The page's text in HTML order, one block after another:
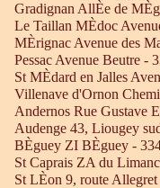
Gradignan AllÈe de
Le Taillan MÈdoc
MÈrignac Avenue des
Pessac Avenue Beutre -
St MÈdard en Jalles
Villenave d'Ornon
Andernos Rue Gustave
Audenge 43, Liougey
BÈguey ZI BÈguey -
St Caprais ZA du
St LÈon 9, route